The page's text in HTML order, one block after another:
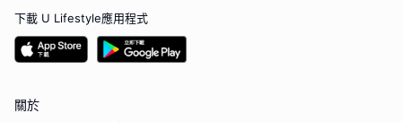
下載 U Lifestyle應用程式
關於